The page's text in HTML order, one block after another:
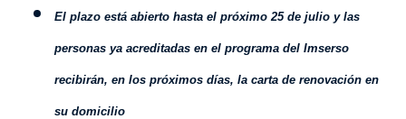
El plazo está abierto hasta el próximo 25 de julio y las
personas ya acreditadas en el programa del Imserso
recibirán, en los próximos días, la carta de renovación en
su domicilio